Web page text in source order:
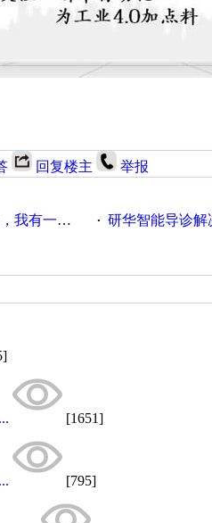
回复楼主 举报
一剂良方 · 研华智能导诊解
[1651]
[795]